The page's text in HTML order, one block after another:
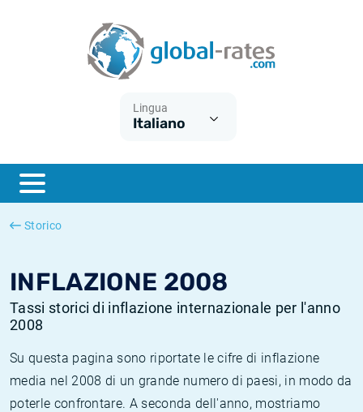
Lingua
Italiano
Storico
INFLAZIONE 2008
Tassi storici di inflazione internazionale per l'anno
2008
Su questa pagina sono riportate le cifre di inflazione
media nel 2008 di un grande numero di paesi, in modo da
poterle confrontare. A seconda dell'anno, mostriamo
ESTER
SONIA
Cos'è l'inflazione CPI?
Cos'è l'inflazione HICP?
Inflazione Italia
Inflazione Stati Uniti
Tassi storici Euribor
Tassi storici di SONIA
Tassi storici di TONAR
Calcolatore dell’inflazione